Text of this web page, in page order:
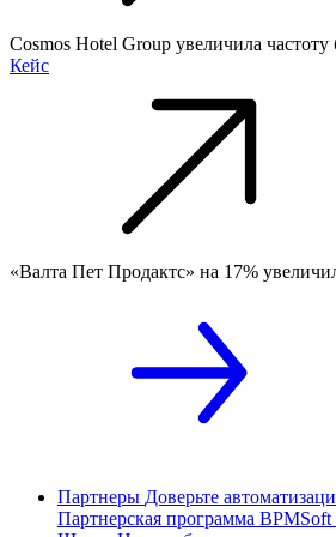
Cosmos Hotel Group увеличила
Кейс
«Валта Пет Продактс» на 17%
Партнеры Доверьте
Партнерская программа BPMSoft